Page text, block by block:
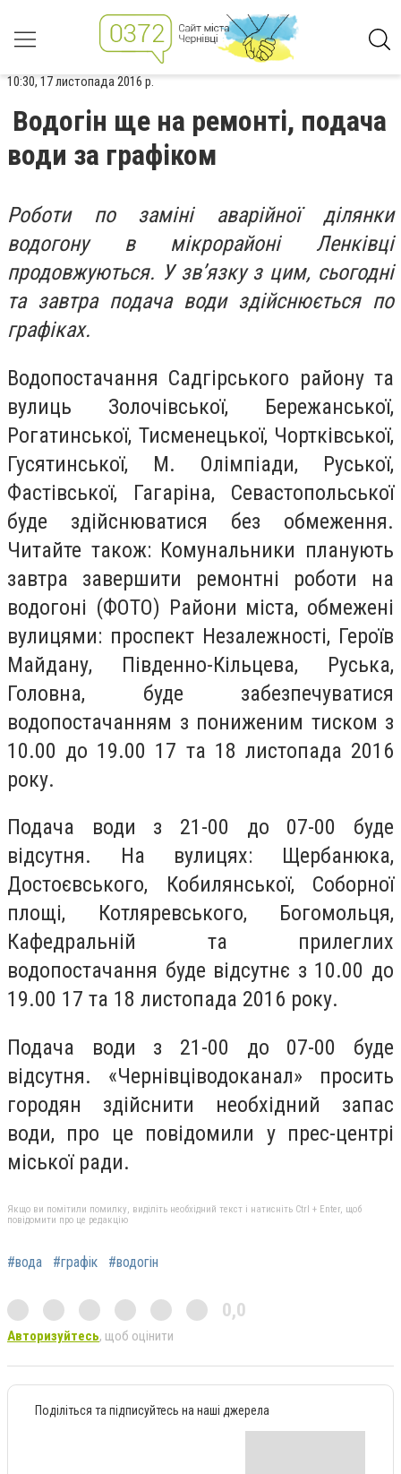
10:30, 17 листопада 2016 р.
Водогін ще на ремонті, подача
води за графіком
Роботи по заміні аварійної ділянки
водогону в мікрорайоні Ленківці
продовжуються. У зв’язку з цим, сьогодні
та завтра подача води здійснюється по
графіках.
Водопостачання Садгірського району та
вулиць Золочівської, Бережанської,
Рогатинської, Тисменецької, Чортківської,
Гусятинської, М. Олімпіади, Руської,
Фастівської, Гагаріна, Севастопольської
буде здійснюватися без обмеження.
Читайте також: Комунальники планують
завтра завершити ремонтні роботи на
водогоні (ФОТО) Райони міста, обмежені
вулицями: проспект Незалежності, Героїв
Майдану, Південно-Кільцева, Руська,
Головна, буде забезпечуватися
водопостачанням з пониженим тиском з
10.00 до 19.00 17 та 18 листопада 2016
року.
Подача води з 21-00 до 07-00 буде
відсутня. На вулицях: Щербанюка,
Достоєвського, Кобилянської, Соборної
площі, Котляревського, Богомольця,
Кафедральній та прилеглих
водопостачання буде відсутнє з 10.00 до
19.00 17 та 18 листопада 2016 року.
Подача води з 21-00 до 07-00 буде
відсутня. «Чернівціводоканал» просить
городян здійснити необхідний запас
води, про це повідомили у прес-центрі
міської ради.
Якщо ви помітили помилку, виділіть необхідний текст і натисніть Ctrl + Enter, щоб
повідомити про це редакцію
#вода #графік #водогін
0,0
Авторизуйтесь, щоб оцінити
Поділіться та підписуйтесь на наші джерела